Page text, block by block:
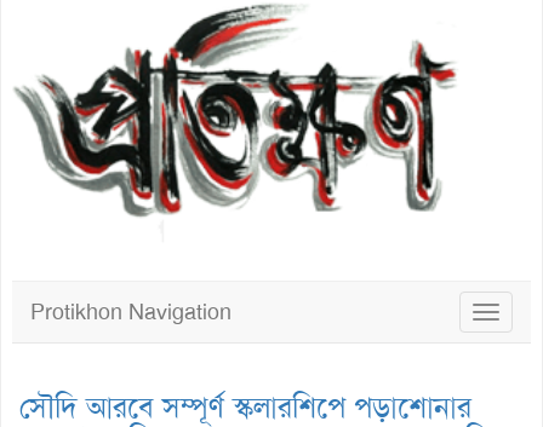
Toggle
Protikhon Navigation
সৌদি আরবে সম্পূর্ণ স্কলারশিপে পড়াশোনার